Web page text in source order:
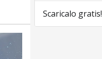
Scaricalo gratis!